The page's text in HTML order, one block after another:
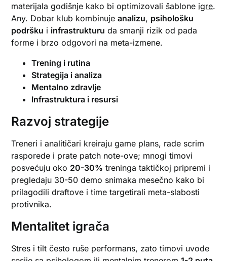
materijala godišnje kako bi optimizovali šablone igre.
Any. Dobar klub kombinujeanalizu, psihološku
podršku i infrastrukturu da smanji rizik od pada
forme i brzo odgovori na meta-izmene.
Trening i rutina
Strategija i analiza
Mentalno zdravlje
Infrastruktura i resursi
Razvoj strategije
Treneri i analitičari kreiraju game plans, rade scrim
rasporede i prate patch note-ove; mnogi timovi
posvećuju oko 20-30% treninga taktičkoj pripremi i
pregledaju 30-50 demo snimaka mesečno kako bi
prilagodili draftove i time targetirali meta-slabosti
protivnika.
Mentalitet igrača
Stres i tilt često ruše performans, zato timovi uvode